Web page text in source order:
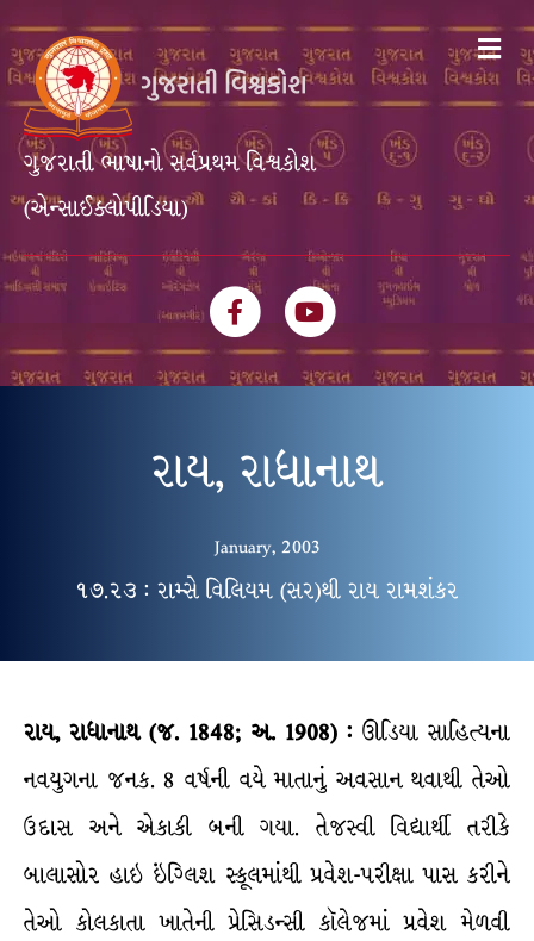
ગુજરાતી ભાષાનો સર્વપ્રથમ વિશ્વકોશ
(એન્સાઈક્લોપીડિયા)
FacebookYoutube
રાય, રાધાનાથ
January, 2003
૧૭.૨૩ : રામ્સે વિલિયમ (સર)થી રાય રામશંકર
રાય, રાધાનાથ (જ. 1848; અ. 1908) : ઊડિયા સાહિત્યના
નવયુગના જનક. 8 વર્ષની વયે માતાનું અવસાન થવાથી તેઓ
ઉદાસ અને એકાકી બની ગયા. તેજસ્વી વિદ્યાર્થી તરીકે
બાલાસોર હાઇ ઇંગ્લિશ સ્કૂલમાંથી પ્રવેશ-પરીક્ષા પાસ કરીને
તેઓ કોલકાતા ખાતેની પ્રેસિડન્સી કૉલેજમાં પ્રવેશ મેળવી